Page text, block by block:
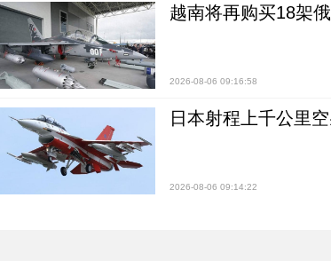
越南将再购买18架
2026-08-06 09:16:58
日本射程上千公里
2026-08-06 09:14:22